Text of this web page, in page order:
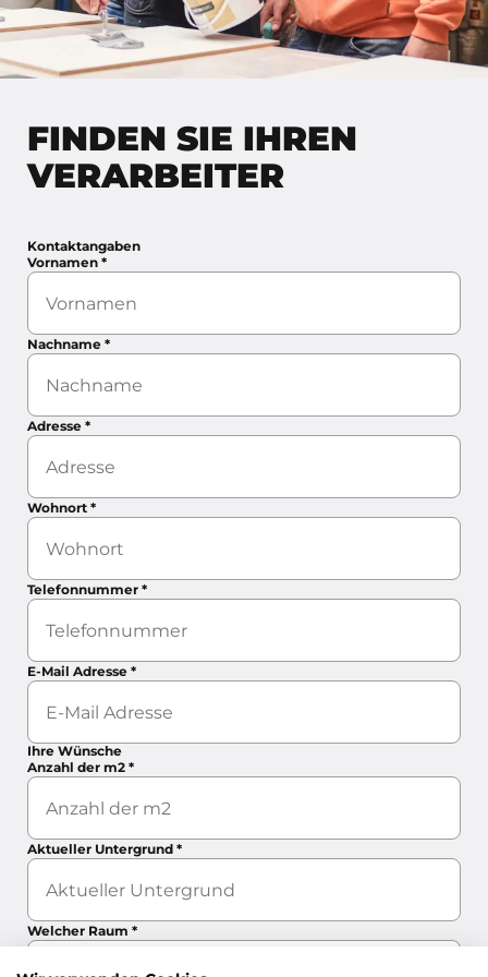
FINDEN SIE IHREN
VERARBEITER
Kontaktangaben
Vornamen *
Nachname *
Adresse *
Wohnort *
Telefonnummer *
E-Mail Adresse *
Ihre Wünsche
Anzahl der m2 *
Aktueller Untergrund *
Welcher Raum *